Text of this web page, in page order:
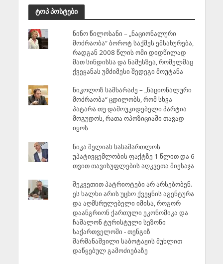
ტოპ პოსტები
ნინო წილოსანი – „ნაციონალური
მოძრაობა“ ბოროტ საქმეს ემსახურება,
რადგან 2008 წლის ომი დიდწილად
მათ სინდისსა და ნამუსზეა, რომელმაც
ქვეყანას უმძიმესი შედეგი მოუტანა
ნიკოლოზ სამხარაძე – „ნაციონალური
მოძრაობა“ ცდილობს, რომ სხვა
პატარა თუ დამოუკიდებელი პარტია
მოგუდოს, რათა ოპოზიციაში თავად
იყოს
ნიკა მელიას სასამართლოს
უპატივცემლობის ფაქტზე 1 წლით და 6
თვით თავისუფლების აღკვეთა მიესაჯა
შეკვეთით პატრიოტები არ არსებობენ.
ეს ხალხი არის უცხო ქვეყნის აგენტურა
და აღმსრულებელი იმისა, როგორ
დაანგრიონ ქართული ეკონომიკა და
ჩაშალონ ტურისტული სეზონი
საქართველოში - თენგიზ
შარმანაშვილი საბოტაჟის მუხლით
დაწყებულ გამოძიებაზე